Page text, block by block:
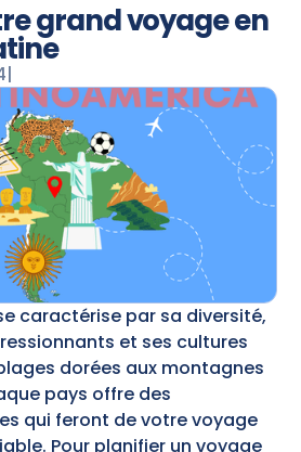
grand voyage en
|
caractérise par sa diversité,
et ses cultures
dorées aux montagnes
pays offre des
qui feront de votre voyage
Pour planifier un voyage